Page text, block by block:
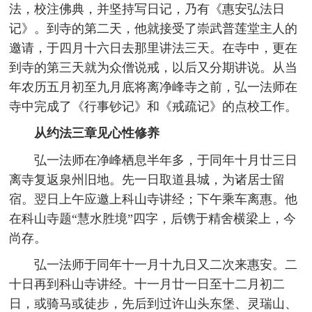
法，校注佛典，并坚持写日记，乃有《惠安弘法日
记》。到寺的第二天，他就接受了崇武普莲堂主人的
邀请，于四月十六日去那里讲法三天。在寺中，更在
到寺的第三天就为众僧说戒，以后又分期讲说。从当
年农历五月初至九月底将离净峰寺之前，弘一法师在
寺中完成了《行事钞记》和《戒疏记》的点校工作。
从约法三章见心性修养
弘一法师在净峰栖息半年多，于同年十月廿三日
离寺复返泉州旧地。先一日取道县城，为诸居士留
宿。翌日上午应邀上科山寺讲经；下午乘车离惠。他
在科山寺题“慧水胜境”四字，后镌于精舍横梁上，今
尚存。
弘一法师于同年十一月十九日又二次来惠安。二
十日再到科山寺讲经。十一月廿一日至十二月初二
日，或骑马或徒步，先后到过许山头东堡、灵瑞山、